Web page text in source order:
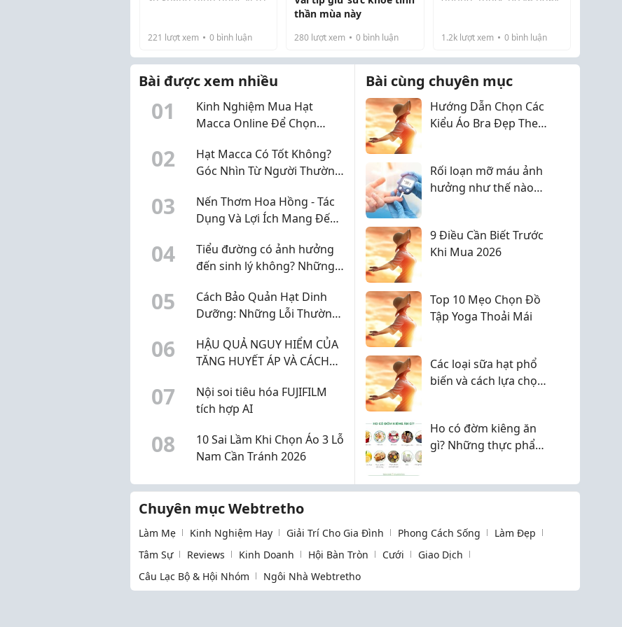
(healthy lifestyle). Mặc dù
sự phổ biến của nước ép
cần tây thư...
221 lượt xem 0 bình luận
thần mùa này
280 lượt xem 0 bình luận
khỏe phụ khoa. Trong khi
đó, một số vấn đề như
viêm nhiễm, rối loạn ch...
1.2klượt xem 0bình luận
Bài được xem nhiều
01
Kinh Nghiệm Mua Hạt
Macca Online Để Chọn
Lượng
02
Hạt Macca Có Tốt Không?
Góc Nhìn Từ Người Thường
03
Nến Thơm Hoa Hồng - Tác
Dụng Và Lợi Ích Mang Đến
04
Tiểu đường có ảnh hưởng
đến sinh lý không? Những
05
Cách Bảo Quản Hạt Dinh
Dưỡng: Những Lỗi Thường
06
HẬU QUẢ NGUY HIỂM CỦA
TĂNG HUYẾT ÁP VÀ CÁCH
07
Nội soi tiêu hóa FUJIFILM
tích hợp AI
08
10 Sai Lầm Khi Chọn Áo 3 Lỗ
Nam Cần Tránh 2026
Bài cùng chuyên mục
Hướng Dẫn Chọn Các
Kiểu Áo Bra Đẹp Theo
Rối loạn mỡ máu ảnh
hưởng như thế nào
9 Điều Cần Biết Trước
Khi Mua 2026
Top 10 Mẹo Chọn Đồ
Tập Yoga Thoải Mái
Các loại sữa hạt phổ
biến và cách lựa chọn
Ho có đờm kiêng ăn
gì? Những thực phẩm
Chuyên mục Webtretho
Làm Mẹ Kinh Nghiệm Hay Giải Trí Cho Gia Đình Phong Cách Sống
Làm Đẹp
Tâm Sự
Reviews Kinh Doanh Hội Bàn Tròn Cưới
Giao Dịch
Câu Lạc Bộ & Hội Nhóm
Ngôi Nhà Webtretho